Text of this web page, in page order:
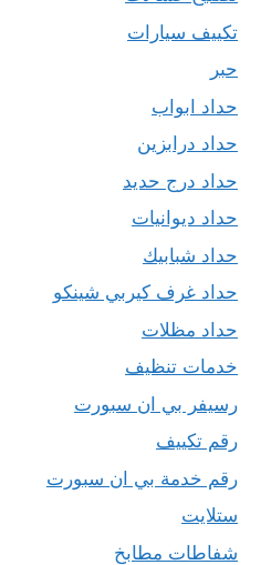
تكييف سيارات
حبر
حداد ابواب
حداد درابزين
حداد درج حديد
حداد ديوانيات
حداد شبابيك
حداد غرف كيربي شينكو
حداد مظلات
خدمات تنظيف
رسيفر بي ان سبورت
رقم تكييف
رقم خدمة بي ان سبورت
ستلايت
شفاطات مطابخ